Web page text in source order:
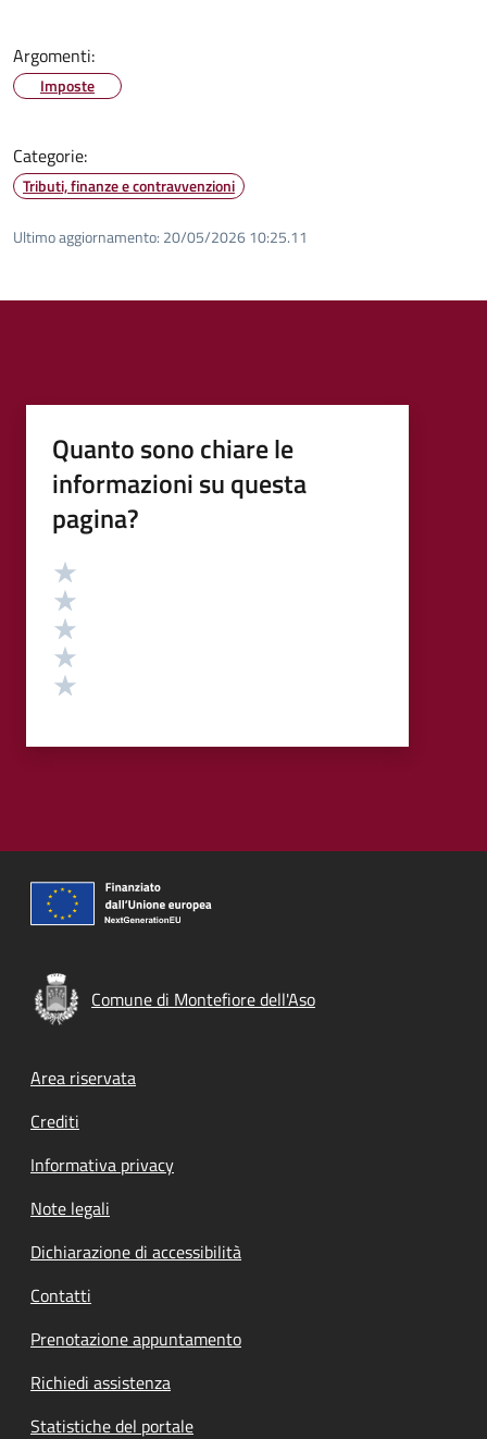
Argomenti:
Imposte
Categorie:
Tributi, finanze e contravvenzioni
Ultimo aggiornamento: 20/05/2026 10:25.11
Quanto sono chiare le
informazioni su questa
pagina?
Valutazione
Comune di Montefiore dell'Aso
Footer menu
Area riservata
Crediti
Informativa privacy
Note legali
Dichiarazione di accessibilità
Contatti
Prenotazione appuntamento
Richiedi assistenza
Statistiche del portale